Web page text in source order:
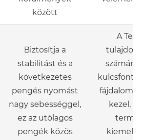
között
Biztosítja a
stabilitást és a
következetes
pengés nyomást
nagy sebességgel,
ez az utólagos
pengék közös
A Tesla
számára
kezel,